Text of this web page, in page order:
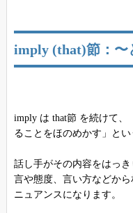
imply (that)節：〜
imply は that節 を続けて、
ることをほのめかす」とい
話し手がその内容をはっ
言や態度、言い方などか
ニュアンスになります。